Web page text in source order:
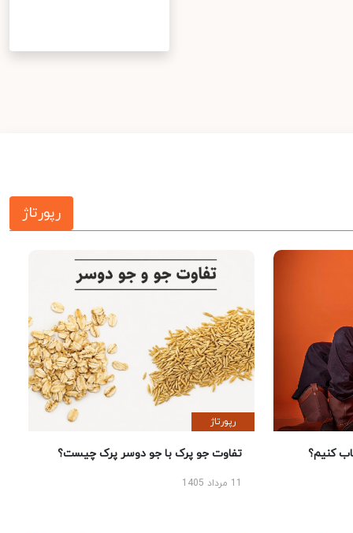
رپورتاژ
کنیم؟
رپورتاژ
تفاوت جو پرک با جو دوسر پرک چیست؟